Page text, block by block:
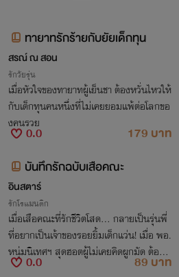
ทายาทรักร้ายกับยัยเด็กทุน
สรณ์ ณ สอน
รักวัยรุ่น
เมื่อหัวใจของทายาทผู้เย็นชา ต้องหวั่นไหวให้
กับเด็กทุนคนหนึ่งที่ไม่เคยยอมแพ้ต่อโลกขอ
งคนรวย
0.0
179 บาท
บันทึกรักฉบับเสือคณะ
อินสตาร์
รักโรแมนติก
เมื่อเสือคณะที่รักชีวิตโสด... กลายเป็นรุ่นพี่
ที่อยากเป็นเจ้าของรอยยิ้มเด็กแว่น! เมื่อ พอ.
หนุ่มนิเทศฯ สุดฮอตผู้ไม่เคยคิดผูกมัด ต้องม
าแพ้ทางให้กับสาวแว่นปีหนึ่งที่นั่งอ่านหนังสื
0.0
89 บาท